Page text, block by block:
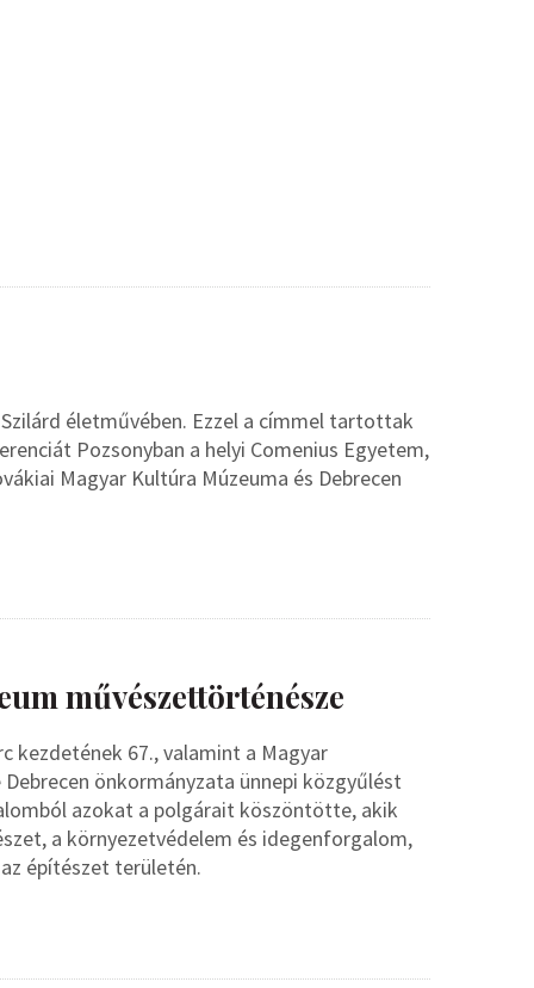
életművében. Ezzel a címmel tartottak
Pozsonyban a helyi Comenius Egyetem,
Magyar Kultúra Múzeuma és Debrecen
művészettörténésze
kezdetének 67., valamint a Magyar
önkormányzata ünnepi közgyűlést
azokat a polgárait köszöntötte, akik
a környezetvédelem és idegenforgalom,
építészet területén.